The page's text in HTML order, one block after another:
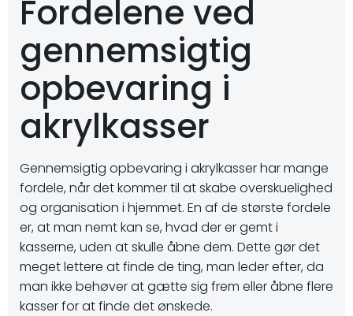
Fordelene ved
gennemsigtig
opbevaring i
akrylkasser
Gennemsigtig opbevaring i akrylkasser har mange
fordele, når det kommer til at skabe overskuelighed
og organisation i hjemmet. En af de største fordele
er, at man nemt kan se, hvad der er gemt i
kasserne, uden at skulle åbne dem. Dette gør det
meget lettere at finde de ting, man leder efter, da
man ikke behøver at gætte sig frem eller åbne flere
kasser for at finde det ønskede.